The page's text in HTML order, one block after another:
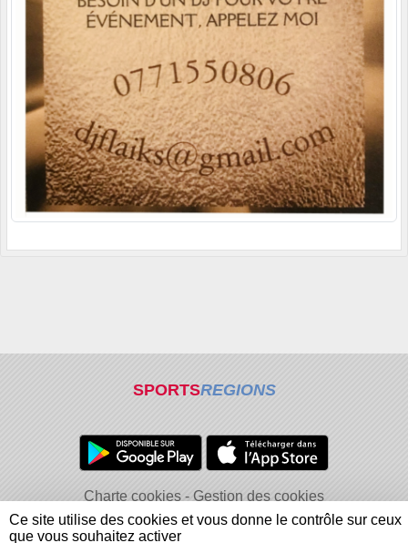
SPORTSREGIONS
Charte cookies
Gestion des cookies
Informations légales
Signaler un contenu inapproprié
Ce site utilise des cookies et vous donne le contrôle sur ceux
que vous souhaitez activer